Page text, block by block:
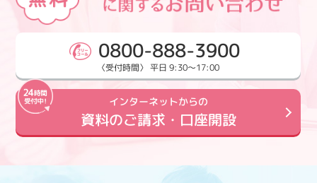
0800-888-3900
〈受付時間〉 平日 9:30～17:00
インターネットからの
資料のご請求・口座開設